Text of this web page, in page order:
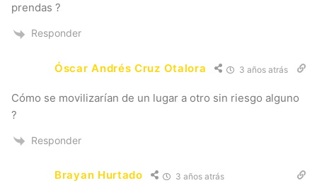
prendas ?
Responder
Óscar Andrés Cruz Otalora 3 años atrás
Cómo se movilizarían de un lugar a otro sin riesgo alguno
?
Responder
Brayan Hurtado 3 años atrás